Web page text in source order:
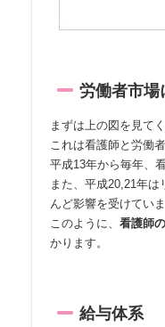
労働者市場
まずは上の図を見てく
これは看護師と労働
平成13年から毎年、
また、平成20,21年
んど影響を受けていま
このように、 看護師
かります。
給与体系